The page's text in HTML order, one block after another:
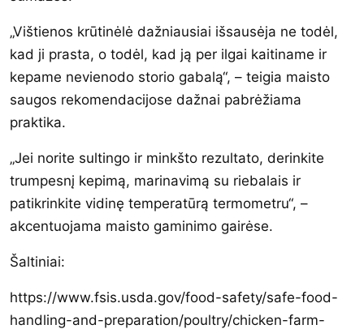
„Vištienos krūtinėlė dažniausiai išsausėja ne todėl,
kad ji prasta, o todėl, kad ją per ilgai kaitiname ir
kepame nevienodo storio gabalą“, – teigia maisto
saugos rekomendacijose dažnai pabrėžiama
praktika.
„Jei norite sultingo ir minkšto rezultato, derinkite
trumpesnį kepimą, marinavimą su riebalais ir
patikrinkite vidinę temperatūrą termometru“, –
akcentuojama maisto gaminimo gairėse.
Šaltiniai:
https://www.fsis.usda.gov/food-safety/safe-food-
handling-and-preparation/poultry/chicken-farm-